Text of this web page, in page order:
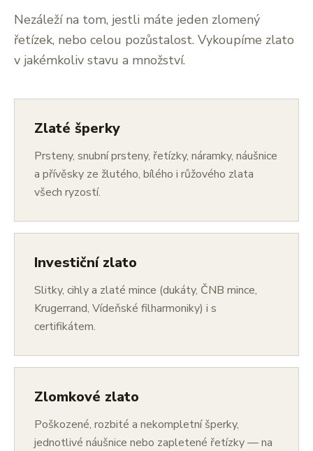
Nezáleží na tom, jestli máte jeden zlomený
řetízek, nebo celou pozůstalost. Vykoupíme zlato
v jakémkoliv stavu a množství.
Zlaté šperky
Prsteny, snubní prsteny, řetízky, náramky, náušnice
a přívěsky ze žlutého, bílého i růžového zlata
všech ryzostí.
Investiční zlato
Slitky, cihly a zlaté mince (dukáty, ČNB mince,
Krugerrand, Vídeňské filharmoniky) i s
certifikátem.
Zlomkové zlato
Poškozené, rozbité a nekompletní šperky,
jednotlivé náušnice nebo zapletené řetízky — na